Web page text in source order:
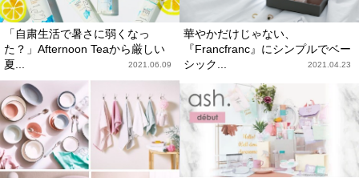
「自粛生活で暑さに弱くなっ
た？」Afternoon Teaから厳しい
夏...
2021.06.09
華やかだけじゃない、
『Francfranc』にシンプルでベー
シック...
2021.04.23